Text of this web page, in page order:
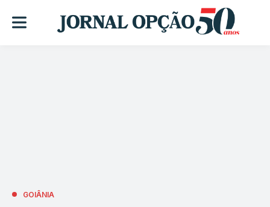
GOIÂNIA